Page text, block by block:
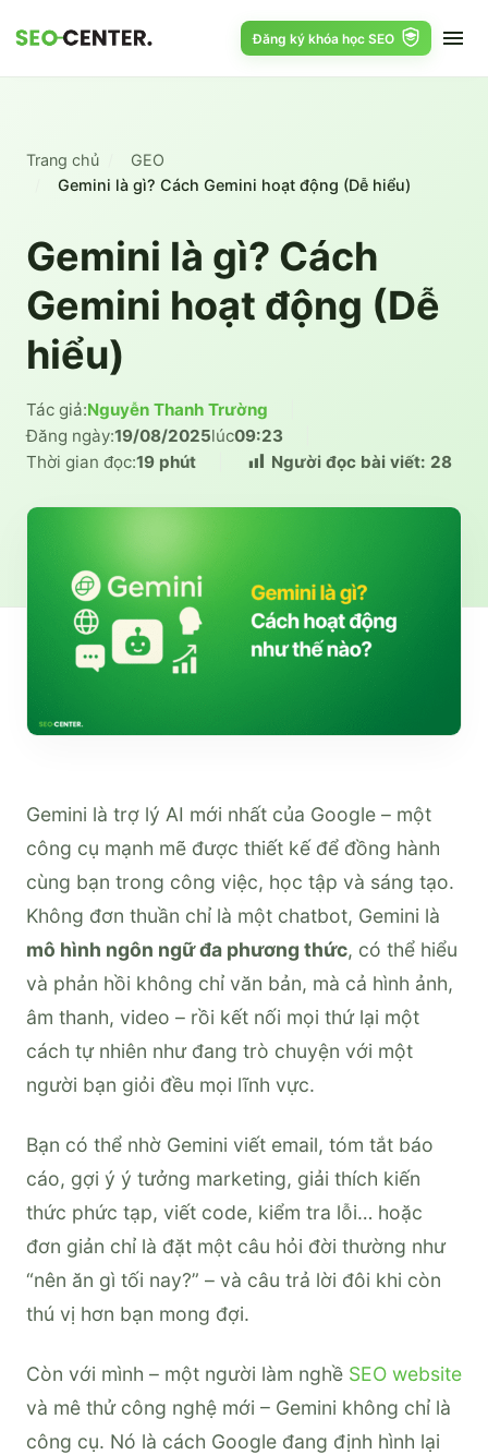
Đăng ký khóa học SEO
Trang chủ
GEO
Gemini là gì? Cách Gemini hoạt động (Dễ hiểu)
Gemini là gì? Cách
Gemini hoạt động (Dễ
hiểu)
Tác giả:Nguyễn Thanh Trường
Đăng ngày:19/08/2025lúc09:23
Thời gian đọc:19 phút Người đọc bài viết: 28
Gemini là trợ lý AI mới nhất của Google – một
công cụ mạnh mẽ được thiết kế để đồng hành
cùng bạn trong công việc, học tập và sáng tạo.
Không đơn thuần chỉ là một chatbot, Gemini là
mô hình ngôn ngữ đa phương thức, có thể hiểu
và phản hồi không chỉ văn bản, mà cả hình ảnh,
âm thanh, video – rồi kết nối mọi thứ lại một
cách tự nhiên như đang trò chuyện với một
người bạn giỏi đều mọi lĩnh vực.
Bạn có thể nhờ Gemini viết email, tóm tắt báo
cáo, gợi ý ý tưởng marketing, giải thích kiến
thức phức tạp, viết code, kiểm tra lỗi… hoặc
đơn giản chỉ là đặt một câu hỏi đời thường như
“nên ăn gì tối nay?” – và câu trả lời đôi khi còn
thú vị hơn bạn mong đợi.
Còn với mình – một người làm nghề SEO website
và mê thử công nghệ mới – Gemini không chỉ là
công cụ. Nó là cách Google đang định hình lại